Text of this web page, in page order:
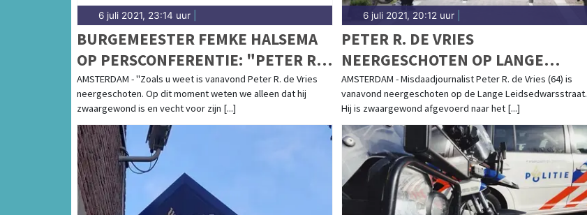
6 juli 2021, 23:14 uur
BURGEMEESTER FEMKE HALSEMA
OP PERSCONFERENTIE: "PETER R.
DE VRIES VECHT VOOR ZIJN LEVEN"
AMSTERDAM - "Zoals u weet is vanavond Peter R. de Vries
neergeschoten. Op dit moment weten we alleen dat hij
zwaargewond is en vecht voor zijn [...]
6 juli 2021, 20:12 uur|
PETER R. DE VRIES
NEERGESCHOTEN OP LANGE
LEIDSEDWARSSTRAAT, VERDACHTE
VOORTVLUCHTIG
AMSTERDAM - Misdaadjournalist Peter R. de Vries (64) is
vanavond neergeschoten op de Lange Leidsedwarsstraat.
Hij is zwaargewond afgevoerd naar het [...]